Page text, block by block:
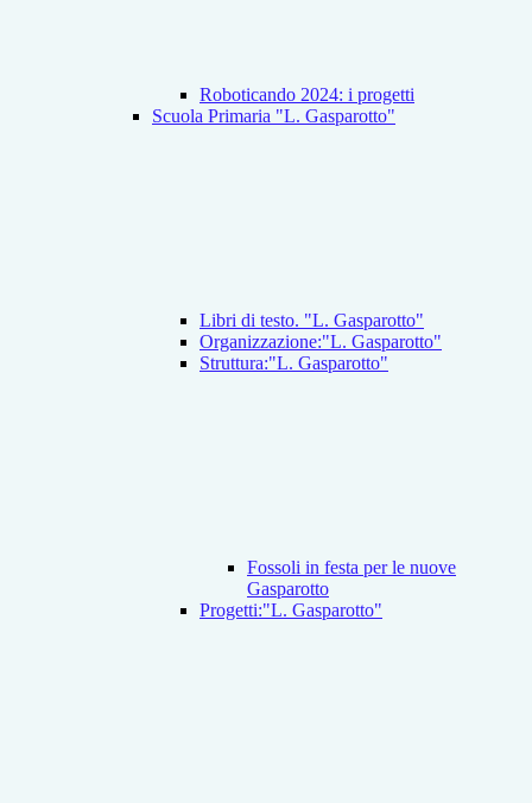
Roboticando 2024: i progetti
Scuola Primaria "L. Gasparotto"
Libri di testo. "L. Gasparotto"
Organizzazione:"L. Gasparotto"
Struttura:"L. Gasparotto"
Fossoli in festa per le nuove
Gasparotto
Progetti:"L. Gasparotto"